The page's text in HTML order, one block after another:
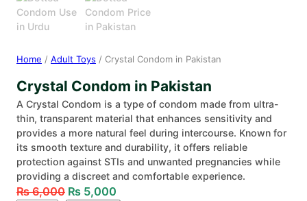
Home / Adult Toys / Crystal Condom in Pakistan
Crystal Condom in Pakistan
A Crystal Condom is a type of condom made from ultra-
thin, transparent material that enhances sensitivity and
provides a more natural feel during intercourse. Known for
its smooth texture and durability, it offers reliable
protection against STIs and unwanted pregnancies while
providing a discreet and comfortable experience.
₨6,000 ₨ 5,000